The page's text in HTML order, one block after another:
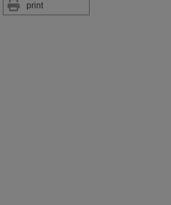
print